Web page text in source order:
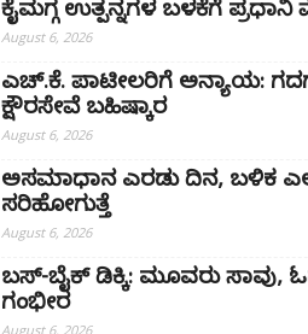
ಕೈಮಗ್ಗ ಉತ್ಪನ್ನಗಳ ಬಳಕೆಗೆ
August 6, 2026
ಎಚ್‌.ಕೆ. ಪಾಟೀಲರಿಗೆ ಅನ್ಯಾಯ:
ಕ್ಷೌರಸೇವೆ ಬಹಿಷ್ಕಾರ
August 6, 2026
ಅಸಮಾಧಾನ ಎರಡು ದಿನ, ಬಳಿಕ
ಸರಿಹೋಗುತ್ತೆ
August 6, 2026
ಬಸ್-ಬೈಕ್ ಡಿಕ್ಕಿ: ಮೂವರು ಸಾವು,
ಗಂಭೀರ
August 6, 2026